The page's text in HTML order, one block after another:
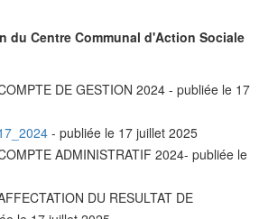
du Centre Communal d'Action Sociale
DE GESTION 2024 - publiée le 17
- publiée le 17 juillet 2025
ADMINISTRATIF 2024- publiée le
DU RESULTAT DE